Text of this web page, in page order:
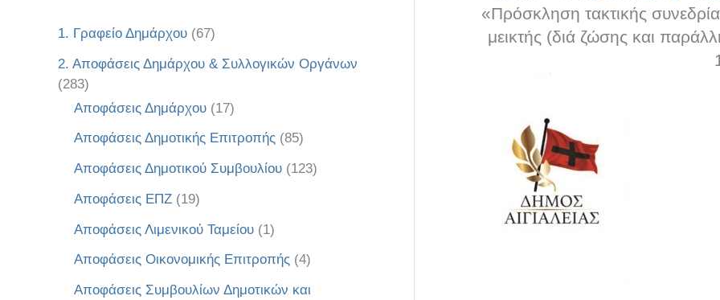
1. Γραφείο Δημάρχου (67)
2. Αποφάσεις Δημάρχου & Συλλογικών Οργάνων
(283)
Αποφάσεις Δημάρχου (17)
Αποφάσεις Δημοτικής Επιτροπής (85)
Αποφάσεις Δημοτικού Συμβουλίου (123)
Αποφάσεις ΕΠΖ (19)
Αποφάσεις Λιμενικού Ταμείου (1)
Αποφάσεις Οικονομικής Επιτροπής (4)
Αποφάσεις Συμβουλίων Δημοτικών και
«Πρόσκληση τακτικής
μεικτής (διά ζώσης και